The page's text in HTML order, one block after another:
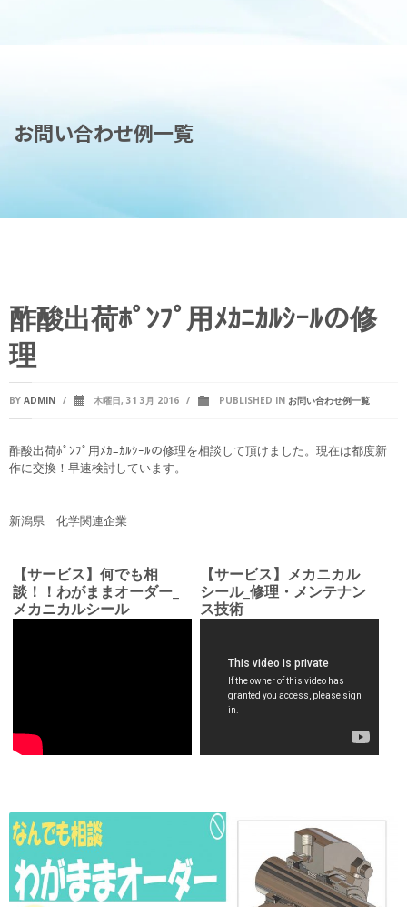
お問い合わせ例一覧
酢酸出荷ﾎﾟﾝﾌﾟ用ﾒｶﾆｶﾙｼｰﾙの修
理
BY ADMIN / 木曜日, 31 3月 2016 / PUBLISHED IN お問い合わせ例一覧
酢酸出荷ﾎﾟﾝﾌﾟ用ﾒｶﾆｶﾙｼｰﾙの修理を相談して頂けました。現在は都度新
作に交換！早速検討しています。
新潟県 化学関連企業
【サービス】何でも相
談！！わがままオーダー_
メカニカルシール
【サービス】メカニカル
シール_修理・メンテナン
ス技術